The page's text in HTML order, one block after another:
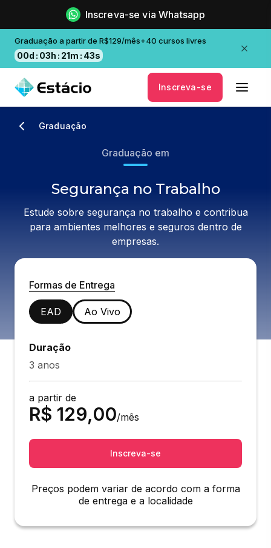
Inscreva-se via Whatsapp
Graduação a partir de R$129/mês+40 cursos livres
00d : 03h : 21m : 43s
Inscreva-se
Graduação
Graduação em
Segurança no Trabalho
Estude sobre segurança no trabalho e contribua
para ambientes melhores e seguros dentro de
empresas.
Formas de Entrega
EAD Ao Vivo
Duração
3 anos
a partir de
R$ 129,00/mês
Inscreva-se
Preços podem variar de acordo com a forma
de entrega e a localidade